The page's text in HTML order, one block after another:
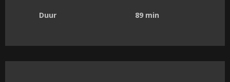
Duur 89 min